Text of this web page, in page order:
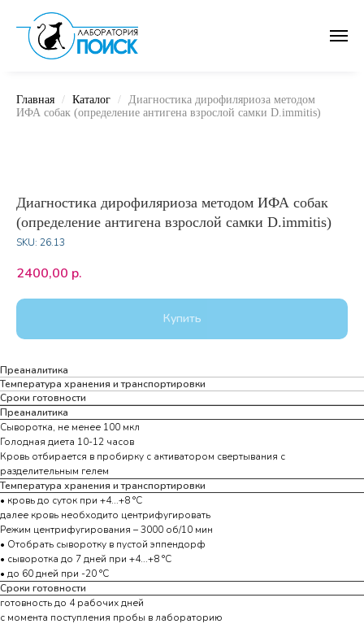
Главная Каталог
Диагностика дирофиляриоза методом
ИФА собак (определение антигена взрослой самки D.immitis)
Диагностика дирофиляриоза методом ИФА собак
(определение антигена взрослой самки D.immitis)
SKU: 26.13
2400,00 р.
Купить
Преаналитика
Температура хранения и транспортировки
Сроки готовности
Преаналитика
Сыворотка, не менее 100 мкл
Голодная диета 10-12 часов
Кровь отбирается в пробирку с активатором свертывания с
разделительным гелем
Температура хранения и транспортировки
• кровь до суток при +4...+8 °С
далее кровь необходито центрифугировать
Режим центрифугирования – 3000 об/10 мин
• Отобрать сыворотку в пустой эппендорф
• сыворотка до 7 дней при +4...+8 °С
• до 60 дней при -20 °С
Сроки готовности
готовность до 4 рабочих дней
с момента поступления пробы в лабораторию